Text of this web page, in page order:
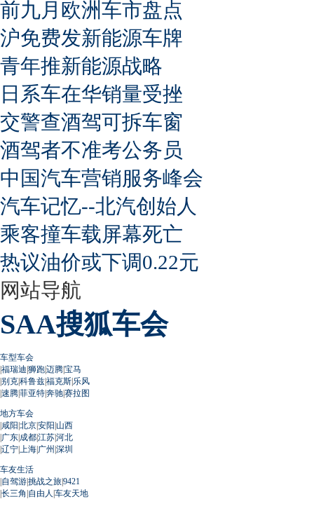
前九月欧洲车市盘点
沪免费发新能源车牌
青年推新能源战略
日系车在华销量受挫
交警查酒驾可拆车窗
酒驾者不准考公务员
中国汽车营销服务峰会
汽车记忆--北汽创始人
乘客撞车载屏幕死亡
热议油价或下调0.22元
网站导航
SAA搜狐车会
车型车会
|福瑞迪|狮跑|迈腾|宝马
|别克|科鲁兹|福克斯|乐风
|速腾|菲亚特|奔驰|赛拉图
地方车会
|咸阳|北京|安阳|山西
|广东|成都|江苏|河北
|辽宁| 上海|广州 |深圳
车友生活
|自驾游|挑战之旅|9421
|长三角 |自由人 |车友天地